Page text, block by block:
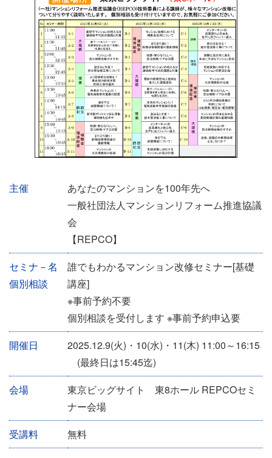
イ
情
報
主催
あなたのマンションを100年先へ
一般社団法人マンションリフォーム推進協議
会
【REPCO】
セミナ－名
個別相談
誰でもわかるマンション改修セミナー[基礎
講座]
※事前予約不要
個別相談を受付します ※事前予約申込要
開催日
2025.12.9(火)・10(水)・11(木) 11:00～16:15
(最終日は15:45迄)
会場
東京ビッグサイト 東8ホール REPCOセミ
ナー会場
受講料
無料